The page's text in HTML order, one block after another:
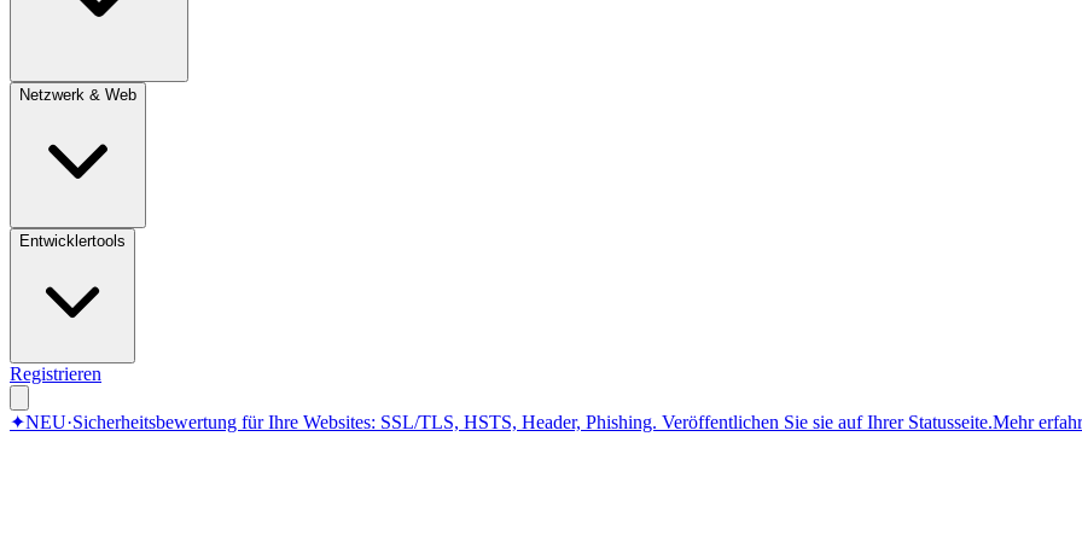
Netzwerk & Web
Entwicklertools
Registrieren
✦NEU·Sicherheitsbewertung für Ihre Websites: SSL/TLS, HSTS, Header, Phishing. Veröffentlichen Sie sie auf Ihrer Statusseite.Mehr